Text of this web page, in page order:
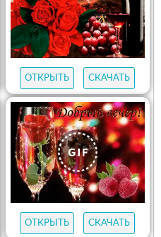
ОТКРЫТЬ СКАЧАТЬ
ОТКРЫТЬ СКАЧАТЬ